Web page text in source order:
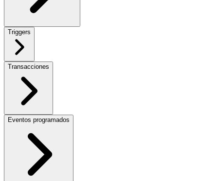
Triggers
Transacciones
Eventos programados